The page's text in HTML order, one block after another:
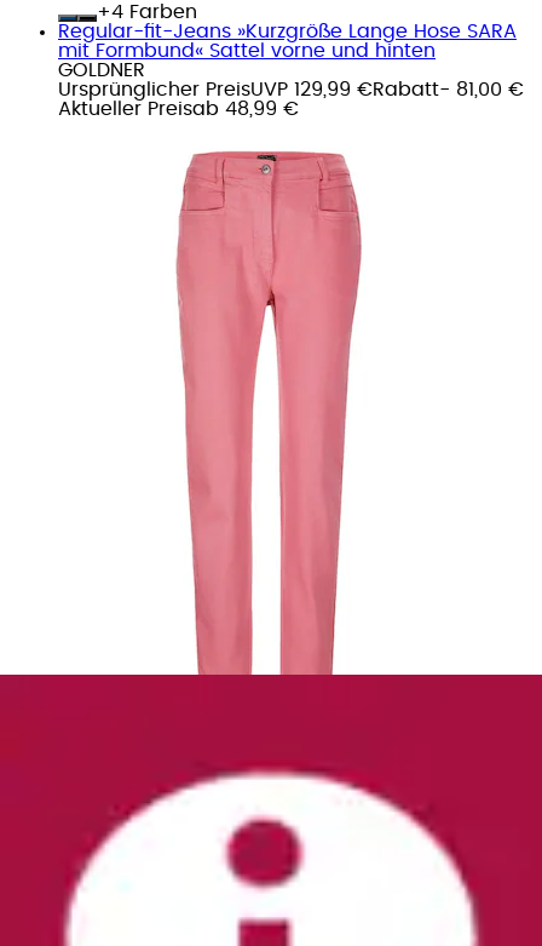
+
Farben
Regular-fit-Jeans »Kurzgröße Lange Hose SARA
mit Formbund« Sattel vorne und hinten
GOLDNER
Ursprünglicher PreisUVP 129,99 €Rabatt- 81,00 €
Aktueller Preisab 48,99 €
Ursprünglicher Preis
UVP 174,99 €Rabatt
Aktueller Preis
94,99 €